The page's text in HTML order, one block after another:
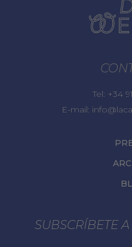
Tel: +34
E-mail:
SUBSCRÍBETE